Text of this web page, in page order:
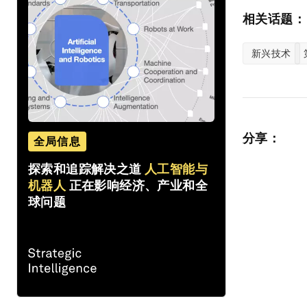
全局信息
探索和追踪解决之道 人工智能与
机器人 正在影响经济、产业和全
球问题
相关话题：
新兴技术
分享：